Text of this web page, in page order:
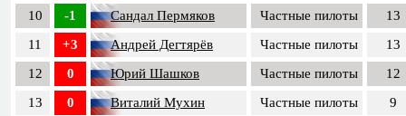
10
-1 Сандал Пермяков Частные пилоты
13
11
+3 Андрей Дегтярёв Частные пилоты
13
12
0 Юрий Шашков Частные пилоты
12
13
0 Виталий Мухин Частные пилоты
9